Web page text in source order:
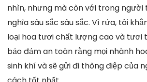
nhìn, nhưng mà còn với trong người
nghĩa sâu sắc sâu sắc. Vì rứa, tôi
loại hoa tươi chất lượng cao và tươi
bảo đảm an toàn rằng mọi nhành
sinh khí và sẽ gửi đi thông điệp của